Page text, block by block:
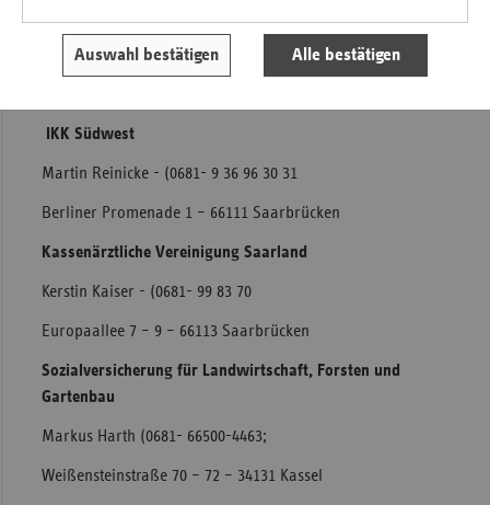
Auswahl bestätigen Alle bestätigen
Alexander Quirin - ( 0681- 4002-1271
Regionaldirektion Saarbrücken – St. Johanner Straße 46 –
IKK Südwest
Martin Reinicke - (0681- 9 36 96 30 31
Berliner Promenade 1 – 66111 Saarbrücken
Kassenärztliche Vereinigung Saarland
Kerstin Kaiser - (0681- 99 83 70
Europaallee 7 – 9 – 66113 Saarbrücken
Sozialversicherung für Landwirtschaft, Forsten und
Gartenbau
Markus Harth (0681- 66500-4463;
Weißensteinstraße 70 – 72 – 34131 Kassel